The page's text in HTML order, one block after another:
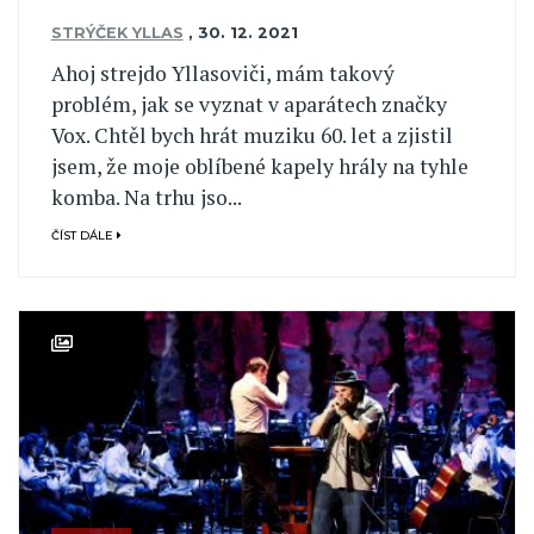
STRÝČEK YLLAS , 30. 12. 2021
Ahoj strejdo Yllasoviči, mám takový
problém, jak se vyznat v aparátech značky
Vox. Chtěl bych hrát muziku 60. let a zjistil
jsem, že moje oblíbené kapely hrály na tyhle
komba. Na trhu jso...
ČÍST DÁLE